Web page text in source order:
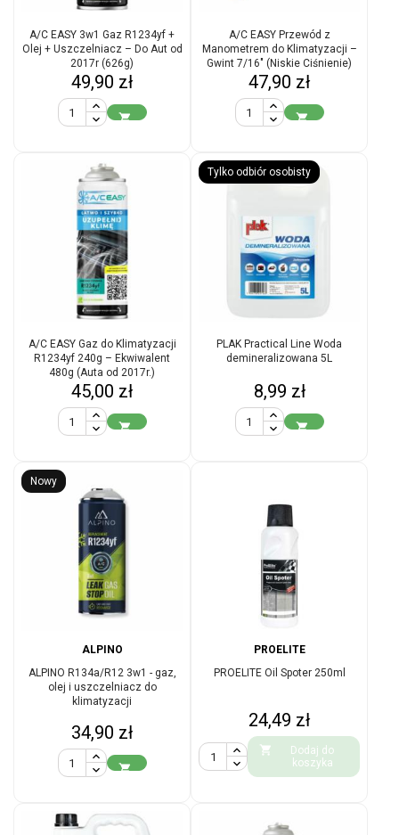
A/C EASY 3w1 Gaz R1234yf +
Olej + Uszczelniacz – Do Aut od
2017r (626g)
Cena
49,90 zł

A/C EASY Przewód z
Manometrem do Klimatyzacji –
Gwint 7/16" (Niskie Ciśnienie)
Cena
47,90 zł

A/C EASY Gaz do Klimatyzacji
R1234yf 240g – Ekwiwalent
480g (Auta od 2017r.)
Cena
45,00 zł

Tylko odbiór osobisty
PLAK Practical Line Woda
demineralizowana 5L
Cena
8,99 zł

Nowy
ALPINO
ALPINO R134a/R12 3w1 - gaz,
olej i uszczelniacz do
klimatyzacji
Cena
34,90 zł

PROELITE
PROELITE Oil Spoter 250ml
Cena
24,49 zł

Dodaj do
koszyka